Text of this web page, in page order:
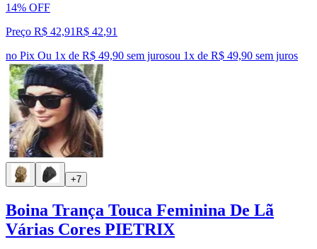
14% OFF
Preço R$ 42,91R$ 42,91
no Pix Ou 1x de R$ 49,90 sem jurosou 1x de R$ 49,90 sem juros
+7
Boina Trança Touca Feminina De Lã
Várias Cores PIETRIX